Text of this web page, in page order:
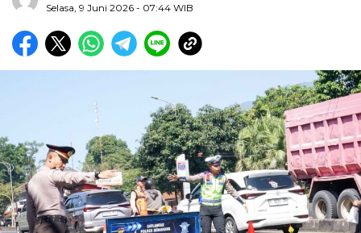
Selasa, 9 Juni 2026 - 07:44 WIB